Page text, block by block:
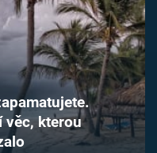
věc, kterou